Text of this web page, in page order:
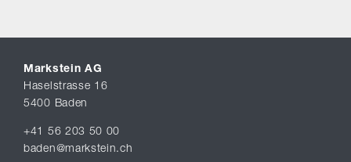
Markstein AG
Haselstrasse 16
5400 Baden
+41 56 203 50 00
baden@markstein.ch